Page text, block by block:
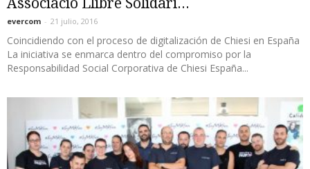
evercom - 21 julio, 2016
Coincidiendo con el proceso de digitalización de Chiesi en España
La iniciativa se enmarca dentro del compromiso por la
Responsabilidad Social Corporativa de Chiesi España...